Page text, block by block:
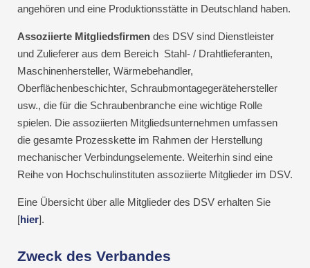
angehören und eine Produktionsstätte in Deutschland haben.
Assoziierte Mitgliedsfirmen des DSV sind Dienstleister
und Zulieferer aus dem Bereich Stahl- / Drahtlieferanten,
Maschinenhersteller, Wärmebehandler,
Oberflächenbeschichter, Schraubmontagegerätehersteller
usw., die für die Schraubenbranche eine wichtige Rolle
spielen. Die assoziierten Mitgliedsunternehmen umfassen
die gesamte Prozesskette im Rahmen der Herstellung
mechanischer Verbindungselemente. Weiterhin sind eine
Reihe von Hochschulinstituten assoziierte Mitglieder im DSV.
Eine Übersicht über alle Mitglieder des DSV erhalten Sie
[hier].
Zweck des Verbandes